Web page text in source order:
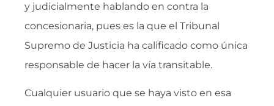
y judicialmente hablando en contra la
concesionaria, pues es la que el Tribunal
Supremo de Justicia ha calificado como única
responsable de hacer la vía transitable.
Cualquier usuario que se haya visto en esa